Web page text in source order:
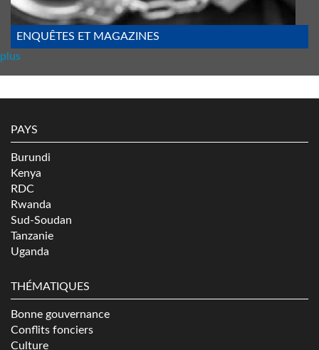
ENQUÊTES ET MAGAZINES
plus
PAYS
Burundi
Kenya
RDC
Rwanda
Sud-Soudan
Tanzanie
Uganda
THÉMATIQUES
Bonne gouvernance
Conflits fonciers
Culture